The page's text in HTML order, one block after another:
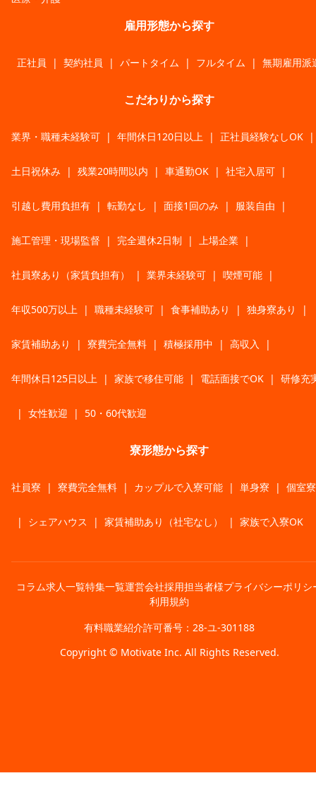
雇用形態から探す
正社員 | 契約社員 | パートタイム | フルタイム | 無期雇用派
こだわりから探す
業界・職種未経験可 | 年間休日120日以上 | 正社員経験なしOK |
土日祝休み | 残業20時間以内 | 車通勤OK | 社宅入居可 |
引越し費用負担有 | 転勤なし | 面接1回のみ | 服装自由 |
施工管理・現場監督 | 完全週休2日制 | 上場企業 |
社員寮あり（家賃負担有） | 業界未経験可 | 喫煙可能 |
年収500万以上 | 職種未経験可 | 食事補助あり | 独身寮あり |
家賃補助あり | 寮費完全無料 | 積極採用中 | 高収入 |
年間休日125日以上 | 家族で移住可能 | 電話面接でOK | 研修充
| 女性歓迎 | 50・60代歓迎
寮形態から探す
社員寮 | 寮費完全無料 | カップルで入寮可能 | 単身寮 | 個室寮
| シェアハウス | 家賃補助あり（社宅なし） | 家族で入寮OK
コラム求人一覧特集一覧運営会社採用担当者様プライバシーポリシ
利用規約
有料職業紹介許可番号：28-ユ-301188
Copyright © Motivate Inc. All Rights Reserved.